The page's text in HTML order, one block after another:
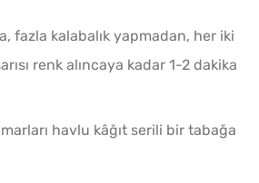
fazla kalabalık yapmadan, her iki
renk alıncaya kadar 1-2 dakika
havlu kâğıt serili bir tabağa